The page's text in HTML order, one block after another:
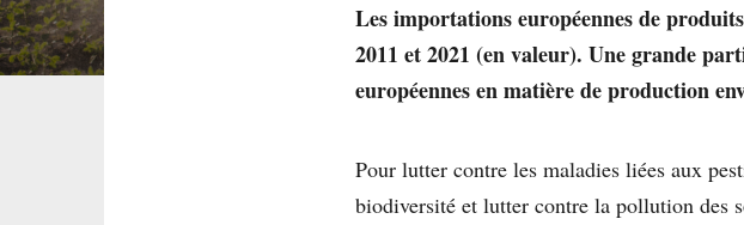
Les importations européennes de
2011 et 2021 (en valeur). Une grande
européennes en matière de production
Pour lutter contre les maladies liées aux
biodiversité et lutter contre la pollution des